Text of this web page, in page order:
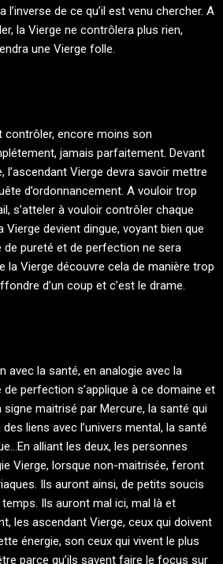
l’inverse de ce qu’il est venu chercher. A
la Vierge ne contrôlera plus rien,
une Vierge folle.
contrôler, encore moins son
jamais parfaitement. Devant
l’ascendant Vierge devra savoir mettre
d’ordonnancement. A vouloir trop
s’atteler à vouloir contrôler chaque
Vierge devient dingue, voyant bien que
pureté et de perfection ne sera
la Vierge découvre cela de manière trop
d’un coup et c’est le drame.
avec la santé, en analogie avec la
perfection s’applique à ce domaine et
maitrisé par Mercure, la santé qui
liens avec l’univers mental, la santé
alliant les deux, les personnes
Vierge, lorsque non-maitrisée, feront
Ils auront ainsi, de petits soucis
Ils auront mal ici, mal là et
les ascendant Vierge, ceux qui doivent
énergie, son ceux qui vivent le plus
parce qu’ils savent faire le focus sur